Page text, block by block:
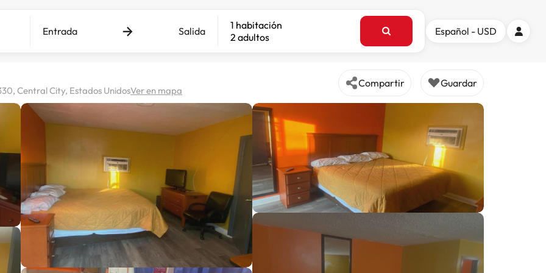
Entrada Salida
1 habitación
2 adultos
Español - USD
Central City, Estados UnidosVer en mapa
Compartir Guardar